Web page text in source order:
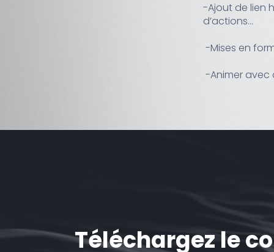
-Ajout de lien
d’actions...
-Mises en
-Animer avec
Téléchargez le